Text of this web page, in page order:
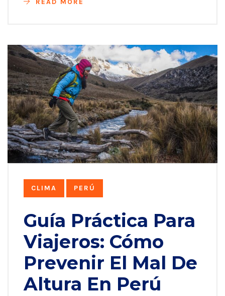
CLIMA PERÚ
Guía Práctica Para
Viajeros: Cómo
Prevenir El Mal De
Altura En Perú